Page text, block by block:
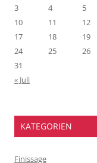
3
4 5
10
11 12
17
18 19
24
25 26
31
« Juli
KATEGORIEN
Finissage